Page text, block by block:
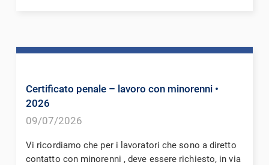
Certificato penale – lavoro con minorenni •
2026
09/07/2026
Vi ricordiamo che per i lavoratori che sono a diretto
contatto con minorenni , deve essere richiesto, in via